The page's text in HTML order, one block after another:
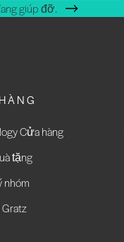
giúp đỡ.
Cửa hàng
tặng
nhóm